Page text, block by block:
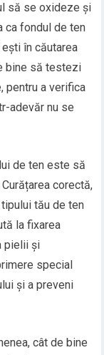
să se oxideze și
ca fondul de ten
în căutarea
bine să testezi
pentru a verifica
adevăr nu se
de ten este să
corectă,
tău de ten
la fixarea
pielii și
special
și a preveni
cât de bine